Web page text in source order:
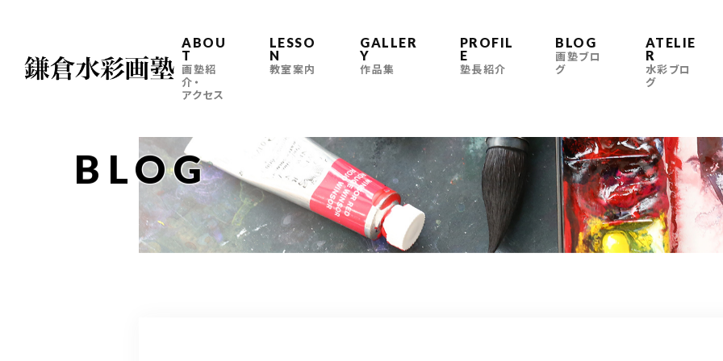
ABOU
T
画塾紹
介・
アクセス
LESSO
N
教室案内
GALLER
Y
作品集
PROFIL
E
塾長紹介
BLOG
画塾ブロ
グ
ATELIE
R
水彩ブロ
グ
BLOG